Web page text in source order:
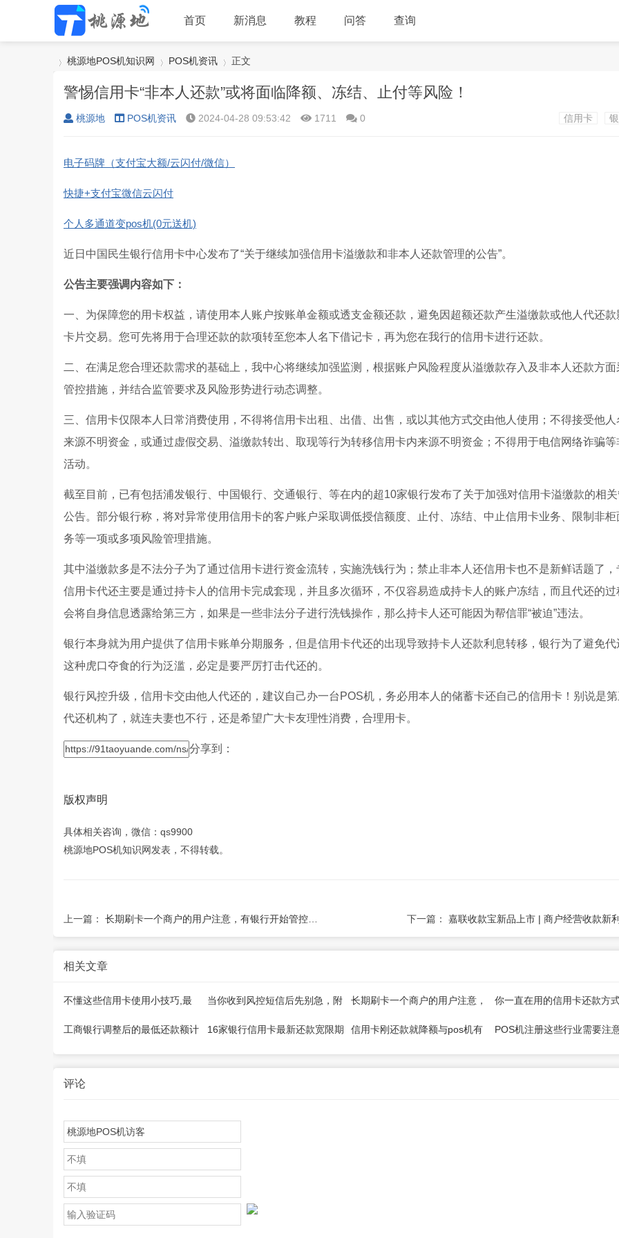
首页 新消息 教程 问答 查询
桃源地POS机知识网
›
POS机资讯
›
正文
警惕信用卡“非本人还款”或将面临降额、冻结、止付等风险！
桃源地 POS机资讯 2024-04-28 09:53:42 1711 0 信用卡
电子码牌（支付宝大额/云闪付/微信）
快捷+支付宝微信云闪付
个人多通道变pos机(0元送机)
近日中国民生银行信用卡中心发布了“关于继续加强信用卡溢缴款和非本人还款管理的公告”。
公告主要强调内容如下：
一、为保障您的用卡权益，请使用本人账户按账单金额或透支金额还款，避免因超额还款产生溢缴款或他人代还款
卡片交易。您可先将用于合理还款的款项转至您本人名下借记卡，再为您在我行的信用卡进行还款。
二、在满足您合理还款需求的基础上，我中心将继续加强监测，根据账户风险程度从溢缴款存入及非本人还款方面
管控措施，并结合监管要求及风险形势进行动态调整。
三、信用卡仅限本人日常消费使用，不得将信用卡出租、出借、出售，或以其他方式交由他人使用；不得接受他人
来源不明资金，或通过虚假交易、溢缴款转出、取现等行为转移信用卡内来源不明资金；不得用于电信网络诈骗等
活动。
截至目前，已有包括浦发银行、中国银行、交通银行、等在内的超10家银行发布了关于加强对信用卡溢缴款的相
公告。部分银行称，将对异常使用信用卡的客户账户采取调低授信额度、止付、冻结、中止信用卡业务、限制非柜
务等一项或多项风险管理措施。
其中溢缴款多是不法分子为了通过信用卡进行资金流转，实施洗钱行为；禁止非本人还信用卡也不是新鲜话题了，
信用卡代还主要是通过持卡人的信用卡完成套现，并且多次循环，不仅容易造成持卡人的账户冻结，而且代还的过
会将自身信息透露给第三方，如果是一些非法分子进行洗钱操作，那么持卡人还可能因为帮信罪“被迫”违法。
银行本身就为用户提供了信用卡账单分期服务，但是信用卡代还的出现导致持卡人还款利息转移，银行为了避免代
这种虎口夺食的行为泛滥，必定是要严厉打击代还的。
银行风控升级，信用卡交由他人代还的，建议自己办一台POS机，务必用本人的储蓄卡还自己的信用卡！别说是
代还机构了，就连夫妻也不行，还是希望广大卡友理性消费，合理用卡。
分享到：
版权声明
具体相关咨询，微信：qs9900
桃源地POS机知识网发表，不得转载。
上一篇： 长期刷卡一个商户的用户注意，有银行开始管控了！ 下一篇： 嘉联收款宝新品上市 | 商户经营收款新
相关文章
不懂这些信用卡使用小技巧,最
好不要用卡！
当你收到风控短信后先别急，附
上应对措施【收藏】
长期刷卡一个商户的用户注意，
有银行开始管控了！
你一直在用的信用卡还款方
对的吗？
工商银行调整后的最低还款额计
16家银行信用卡最新还款宽限期
信用卡刚还款就降额与pos机有
POS机注册这些行业需要注
评论